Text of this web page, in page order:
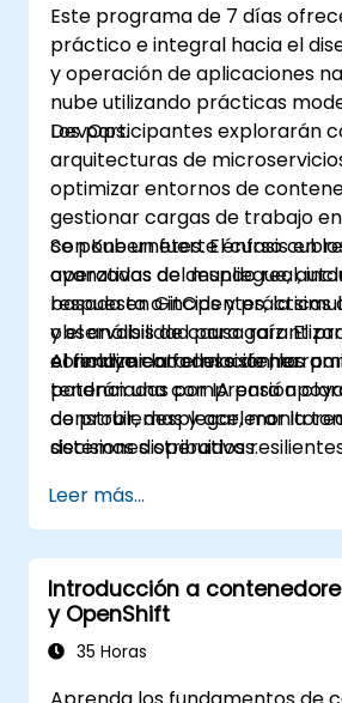
Este programa de 7 días
práctico e integral hacia el
y operación de aplicaciones
nube utilizando prácticas
DevOps.
Los participantes explorarán
arquitecturas de
optimizar entornos de
gestionar cargas de trabajo
con Kubernetes. El curso
avanzadas de despliegue,
basada en GitOps y prácticas
observabilidad para
el rendimiento del sistema.
Se pone un fuerte énfasis en
operativos del mundo real,
respuesta a incidentes, la
y el análisis de causa raíz. El
concluye con el uso de
potenciadas por IA para
de problemas y acelerar la
decisiones operativas.
Al finalizar la formación, los
tendrán una comprensión
construir, desplegar,
sistemas distribuidos
Leer más...
Introducción a
y OpenShift
35 Horas